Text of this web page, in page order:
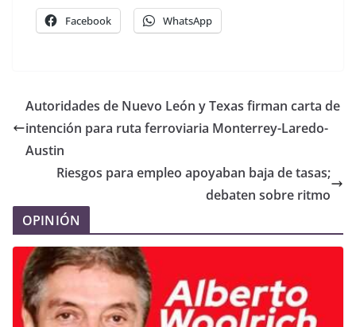
Facebook WhatsApp
Autoridades de Nuevo León y Texas firman carta de
intención para ruta ferroviaria Monterrey-Laredo-
Austin
Riesgos para empleo apoyaban baja de tasas;
debaten sobre ritmo
OPINIÓN